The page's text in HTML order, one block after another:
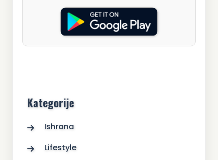
Kategorije
Ishrana
Lifestyle